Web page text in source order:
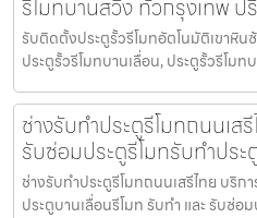
รีโมทบานสวิง ทั่วกรุงเทพ
รับติดตั้งประตูรั้วรีโมทอัตโนมัติเขาหิ
ประตูรั้วรีโมทบานเลื่อน, ประตูรั้วรีโมท
ช่างรับทำประตูรีโมทถนนเส
รับซ่อมประตูรีโมทรับทำปร
ช่างรับทำประตูรีโมทถนนเสรีไทย บริ
ประตูบานเลื่อนรีโมท รับทำ และ รับซ่อ